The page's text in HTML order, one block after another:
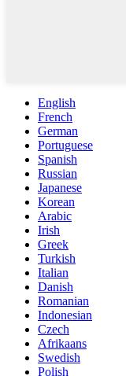
English
French
German
Portuguese
Spanish
Russian
Japanese
Korean
Arabic
Irish
Greek
Turkish
Italian
Danish
Romanian
Indonesian
Czech
Afrikaans
Swedish
Polish